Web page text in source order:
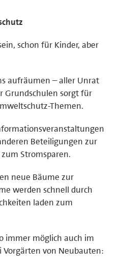
schon für Kinder, aber
aufräumen – aller Unrat
Grundschulen sorgt für
Themen.
Beteiligungen zur
Stromsparen.
neue Bäume zur
werden schnell durch
laden zum
immer möglich auch im
von Neubauten: